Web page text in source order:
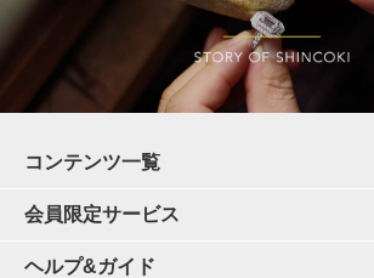
コンテンツ一覧
会員限定サービス
ヘルプ&ガイド